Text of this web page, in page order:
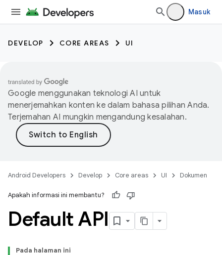
Masuk
DEVELOP CORE AREAS UI
Google menggunakan teknologi AI untuk
menerjemahkan konten ke dalam bahasa pilihan Anda.
Terjemahan AI mungkin mengandung kesalahan.
Android Developers Develop Core areas UI Dokumen
Apakah informasi ini membantu?
Default API
Pada halaman ini